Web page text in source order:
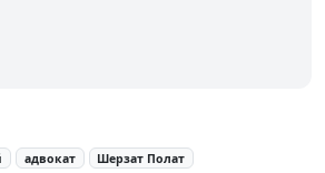
адвокат
Шерзат Полат